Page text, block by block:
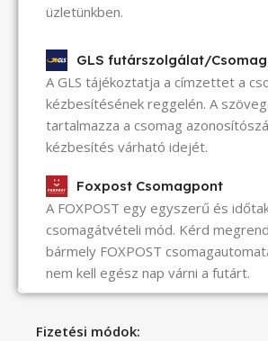
üzletünkben.
GLS futárszolgálat/
A GLS tájékoztatja a címzettet a
kézbesítésének reggelén. A
tartalmazza a csomag
kézbesítés várható idejét.
Foxpost Csomagpont
A FOXPOST egy egyszerű és
csomagátvételi mód. Kérd
bármely FOXPOST
nem kell egész nap várni a futárt.
Fizetési módok: